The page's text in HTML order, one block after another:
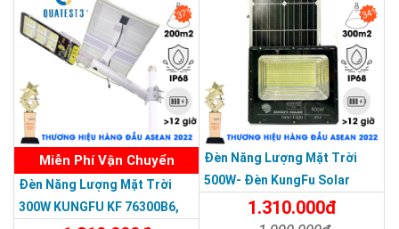
Đèn năng lượng mặt trời JD-19600L giá rẻ,
uy tín
CÔNG TY TNHH TM DV HOÀNG QUỐC BẢO
Trụ sở chính: 126 Tân Quý,P.Tân Qúy,Q.Tân Phú,TP.HCM
Chi Nhánh Q10: 324 Nhật Tảo, P.6, Q.10, TP.HCM
Chi Nhánh Thủ Đức:307 QUỐC LỘ 13 Phường HIỆP BÌNH
PHƯỚC , Thành Phố Thủ Đức
THƯƠNG HIỆU HÀNG ĐẦU ASEAN 2022
37%
Miễn Phí Vận Chuyển
Đèn Năng Lượng Mặt Trời
300W KUNGFU KF 76300B6,
34%
Đèn Năng Lượng Mặt Trời
500W- Đèn KungFu Solar
Năng Lượng Mặt Trời 500W,IP
67 Loại Lớn
1.310.000đ